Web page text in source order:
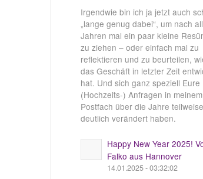
Irgendwie bin ich ja jetzt auch
„lange genug dabei“, um nach
Jahren mal ein paar kleine
zu ziehen – oder einfach mal zu
reflektieren und zu beurteilen,
das Geschäft in letzter Zeit
hat. Und sich ganz speziell Eure
(Hochzeits-) Anfragen in meinem
Postfach über die Jahre teilweise
deutlich verändert haben.
Happy New Year 2025!
Falko aus Hannover
14.01.2025 - 03:32:02